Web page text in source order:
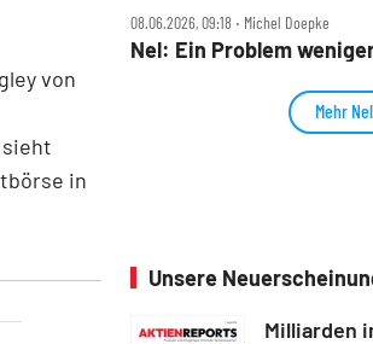
von
sieht
in
08.06.2026, 09:18 ‧ Michel Doepke
Nel: Ein Problem
Mehr
Unsere
Milliarden